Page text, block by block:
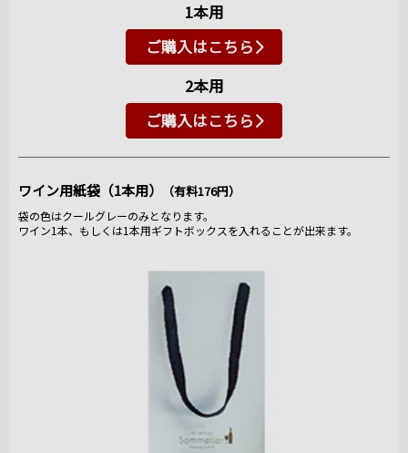
1本用
ご購入はこちら
2本用
ご購入はこちら
ワイン用紙袋（1本用） （有料176円）
袋の色はクールグレーのみとなります。
ワイン1本、もしくは1本用ギフトボックスを入れることが出来ます。